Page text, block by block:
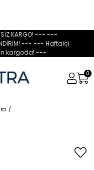
KARGO! --- ---
--- --- Haftaiçi
kargoda! ---
0